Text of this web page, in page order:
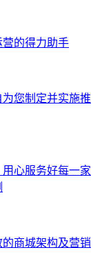
的得力助手
您制定并实施推
心服务好每一家
商城架构及营销